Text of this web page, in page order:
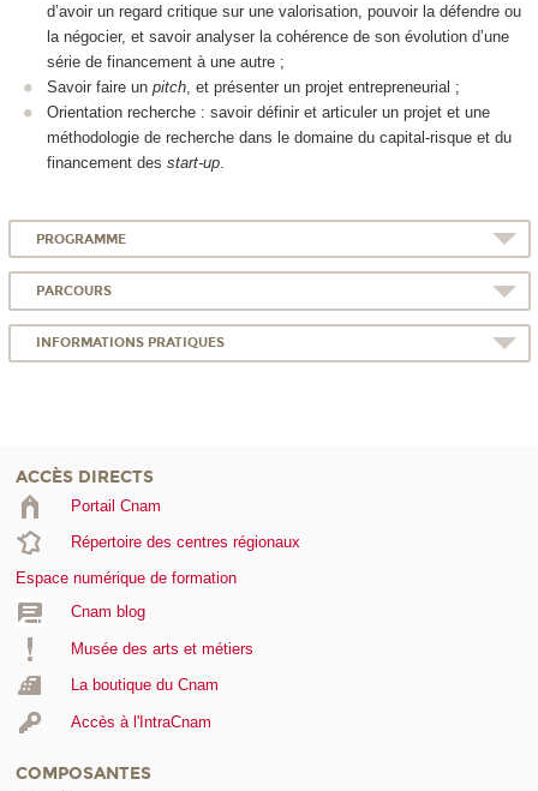
d’avoir un regard critique sur une valorisation, pouvoir la défendre ou
la négocier, et savoir analyser la cohérence de son évolution d’une
série de financement à une autre ;
Savoir faire un pitch , et présenter un projet entrepreneurial ;
Orientation recherche : savoir définir et articuler un projet et une
méthodologie de recherche dans le domaine du capital-risque et du
financement des start-up
PROGRAMME
PARCOURS
INFORMATIONS PRATIQUES
ACCÈS DIRECTS
Portail Cnam
Répertoire des centres régionaux
Espace numérique de formation
Cnam blog
Musée des arts et métiers
La boutique du Cnam
Accès à l'IntraCnam
COMPOSANTES